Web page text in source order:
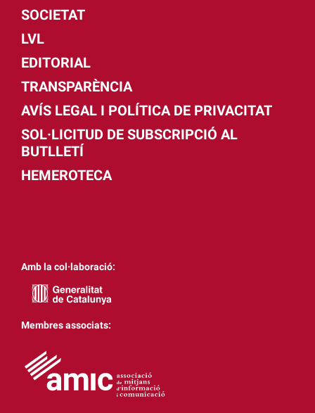
SOCIETAT
LVL
EDITORIAL
TRANSPARÈNCIA
AVÍS LEGAL I POLÍTICA DE PRIVACITAT
SOL·LICITUD DE SUBSCRIPCIÓ AL
BUTLLETÍ
HEMEROTECA
Amb la col·laboració:
Membres associats: